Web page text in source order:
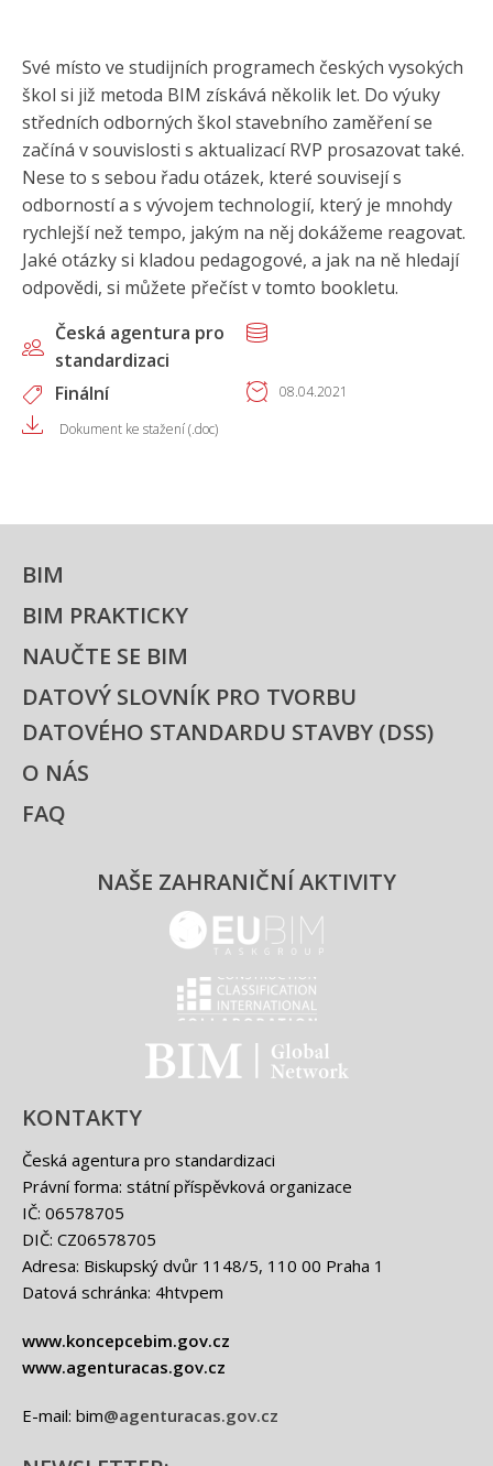
Své místo ve studijních programech českých vysokých
škol si již metoda BIM získává několik let. Do výuky
středních odborných škol stavebního zaměření se
začíná v souvislosti s aktualizací RVP prosazovat také.
Nese to s sebou řadu otázek, které souvisejí s
odborností a s vývojem technologií, který je mnohdy
rychlejší než tempo, jakým na něj dokážeme reagovat.
Jaké otázky si kladou pedagogové, a jak na ně hledají
odpovědi, si můžete přečíst v tomto bookletu.
Česká agentura pro
standardizaci
Finální
08.04.2021
Dokument ke stažení (.doc)
KONTAKTY
Česká agentura pro standardizaci
Právní forma: státní příspěvková organizace
IČ: 06578705
DIČ: CZ06578705
Adresa: Biskupský dvůr 1148/5, 110 00 Praha 1
Datová schránka: 4htvpem
www.koncepcebim.gov.cz
www.agenturacas.gov.cz
E-mail: bim@agenturacas.gov.cz
BIM
BIM PRAKTICKY
NAUČTE SE BIM
DATOVÝ SLOVNÍK PRO TVORBU
DATOVÉHO STANDARDU STAVBY (DSS)
O NÁS
FAQ
NAŠE ZAHRANIČNÍ AKTIVITY
EUBIM - logo
Classification international -
BIM - logo